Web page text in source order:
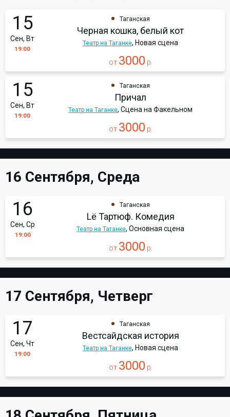
15
Сен, Вт
19:00
Таганская
Черная кошка, белый кот
Театр на Таганке, Новая сцена
от 3000 р.
15
Сен, Вт
19:00
Таганская
Причал
Театр на Таганке, Сцена на Факельном
от 3000 р.
16 Сентября, Среда
16
Сен, Ср
19:00
Таганская
Lё Тартюф. Комедия
Театр на Таганке, Основная сцена
от 3000 р.
17 Сентября, Четверг
17
Сен, Чт
19:00
Таганская
Вестсайдская история
Театр на Таганке, Новая сцена
от 3000 р.